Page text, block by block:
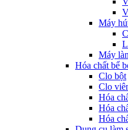
Máy
Máy
Hóa chất bể
Clo bột
Clo
Hóa
Hóa
Hóa